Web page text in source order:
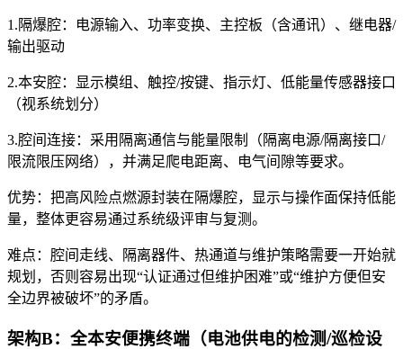
1.隔爆腔：电源输入、功率变换、主控板（含通讯）、继电器/
输出驱动
2.本安腔：显示模组、触控/按键、指示灯、低能量传感器接口
（视系统划分）
3.腔间连接：采用隔离通信与能量限制（隔离电源/隔离接口/
限流限压网络），并满足爬电距离、电气间隙等要求。
优势：把高风险点燃源封装在隔爆腔，显示与操作面保持低能
量，整体更容易通过系统级评审与复测。
难点：腔间走线、隔离器件、热通道与维护策略需要一开始就
规划，否则容易出现“认证通过但维护困难”或“维护方便但安
全边界被破坏”的矛盾。
架构B：全本安便携终端（电池供电的检测/巡检设